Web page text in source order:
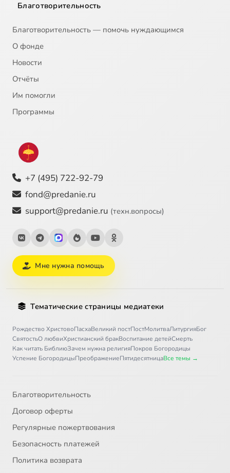
Благотворительность
Благотворительность — помочь нуждающимся
О фонде
Новости
Отчёты
Им помогли
Программы
+7 (495) 722-92-79
fond@predanie.ru
support@predanie.ru (техн.вопросы)
Мне нужна помощь
Тематические страницы медиатеки
Рождество ХристовоПасхаВеликий постПостМолитваЛитургияБог
СвятостьО любвиХристианский бракВоспитание детейСмерть
Как читать БиблиюЗачем нужна религияПокров Богородицы
Успение БогородицыПреображениеПятидесятницаВсе темы →
Благотворительность
Договор оферты
Регулярные пожертвования
Безопасность платежей
Политика возврата